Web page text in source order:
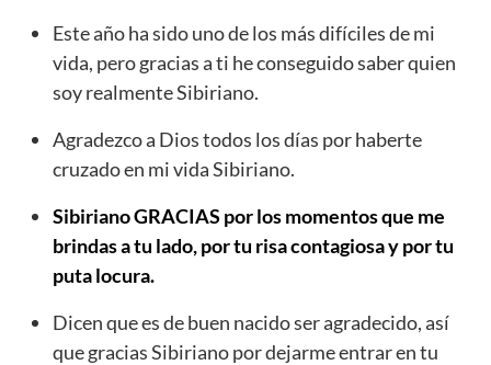
Este año ha sido uno de los más difíciles de mi
vida, pero gracias a ti he conseguido saber quien
soy realmente Sibiriano.
Agradezco a Dios todos los días por haberte
cruzado en mi vida Sibiriano.
Sibiriano GRACIAS por los momentos que me
brindas a tu lado, por tu risa contagiosa y por tu
puta locura.
Dicen que es de buen nacido ser agradecido, así
que gracias Sibiriano por dejarme entrar en tu